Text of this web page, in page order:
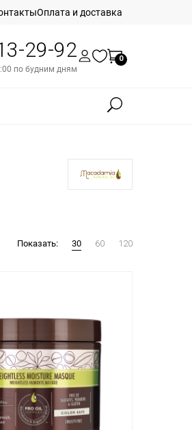
Оплата и доставка
29-92
по будним дням
0
Показать: 30 60 120